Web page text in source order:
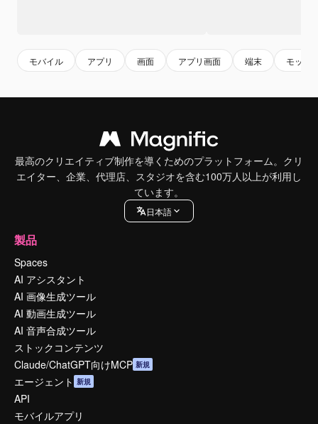
モバイル アプリ 画面 アプリ画面 端末 モック
最高のクリエイティブ制作を導くためのプラットフォーム。クリ
エイター、企業、代理店、スタジオを含む100万人以上が利用し
ています。
日本語
製品
Spaces
AI アシスタント
AI 画像生成ツール
AI 動画生成ツール
AI 音声合成ツール
ストックコンテンツ
Claude/ChatGPT向けMCP 新規
エージェント 新規
API
モバイルアプリ